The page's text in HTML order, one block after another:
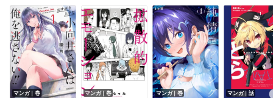
マンガ｜巻 マンガ｜巻 マンガ｜巻 マンガ｜話